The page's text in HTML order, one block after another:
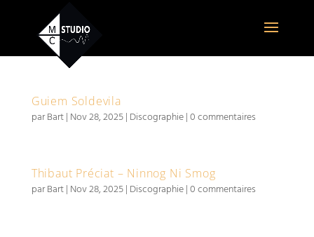
Guiem Soldevila
parBart| Nov 28, 2025| Discographie| 0 commentaires
Thibaut Préciat – Ninnog Ni Smog
parBart| Nov 28, 2025| Discographie| 0 commentaires